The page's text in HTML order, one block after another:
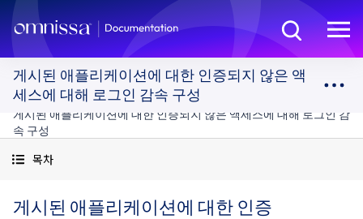
게시된 애플리케이션에 대한 인증되지 않은 액
세스에 대해 로그인 감속 구성
게시된 애플리케이션에 대한 인증되지 않은 액세스에 대해 로그인 감
속 구성
목차
게시된 애플리케이션에 대한 인증